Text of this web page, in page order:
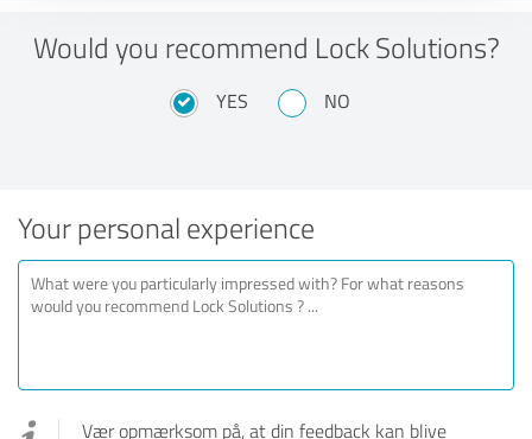
Would you recommend Lock Solutions?
YES NO
Your personal experience
Vær opmærksom på, at din feedback kan blive